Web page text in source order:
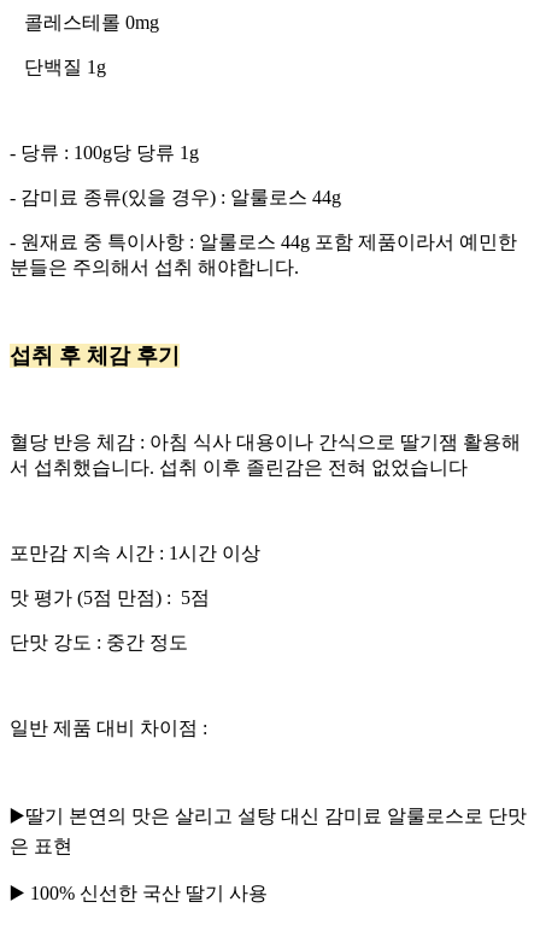
콜레스테롤 0mg
단백질 1g
- 당류 : 100g당 당류 1g
- 감미료 종류(있을 경우) : 알룰로스 44g
- 원재료 중 특이사항 : 알룰로스 44g 포함 제품이라서 예민한
분들은 주의해서 섭취 해야합니다.
섭취 후 체감 후기
혈당 반응 체감 : 아침 식사 대용이나 간식으로 딸기잼 활용해
서 섭취했습니다. 섭취 이후 졸린감은 전혀 없었습니다
포만감 지속 시간 : 1시간 이상
맛 평가 (5점 만점) : 5점
단맛 강도 : 중간 정도
일반 제품 대비 차이점 :
▶️딸기 본연의 맛은 살리고 설탕 대신 감미료 알룰로스로 단맛
은 표현
▶️ 100% 신선한 국산 딸기 사용